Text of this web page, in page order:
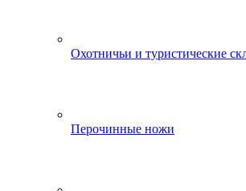
Охотничьи и туристические
Перочинные ножи